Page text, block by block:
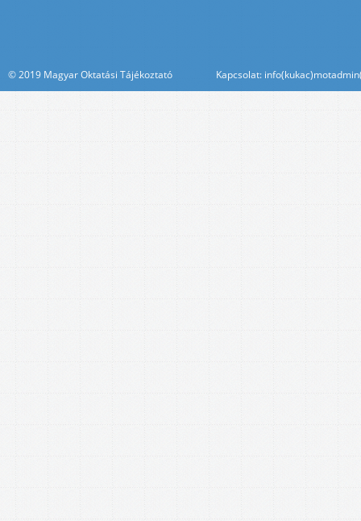
© 2019 Magyar Oktatási Tájékoztató Kapcsolat: